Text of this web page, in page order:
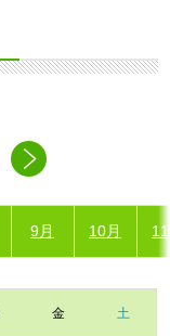
9月 10月
金 土